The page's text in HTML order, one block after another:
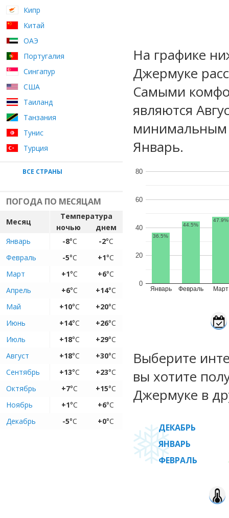
Кипр
Китай
ОАЭ
Португалия
Сингапур
США
Таиланд
Танзания
Тунис
Турция
ВСЕ СТРАНЫ
ПОГОДА ПО МЕСЯЦАМ
Месяц
Температура
ночью
днем
Январь
-8°C -2°C
Февраль
-5°C +1°C
Март
+1°C +6°C
Апрель
+6°C +14°C
Май
+10°C +20°C
Июнь
+14°C +26°C
Июль
+18°C +29°C
Август
+18°C +30°C
Сентябрь
+13°C +23°C
Октябрь
+7°C +15°C
Ноябрь
+1°C +6°C
Декабрь
-5°C +0°C
На графике
Джермуке
Самыми
являются
минимальным
Январь.
Январь Февраль Март
0
20
40
60
80
36.5%
44.5%
47.9%
Выберите
вы хотите
Джермуке в
ДЕКАБРЬ
ЯНВАРЬ
ФЕВРАЛЬ